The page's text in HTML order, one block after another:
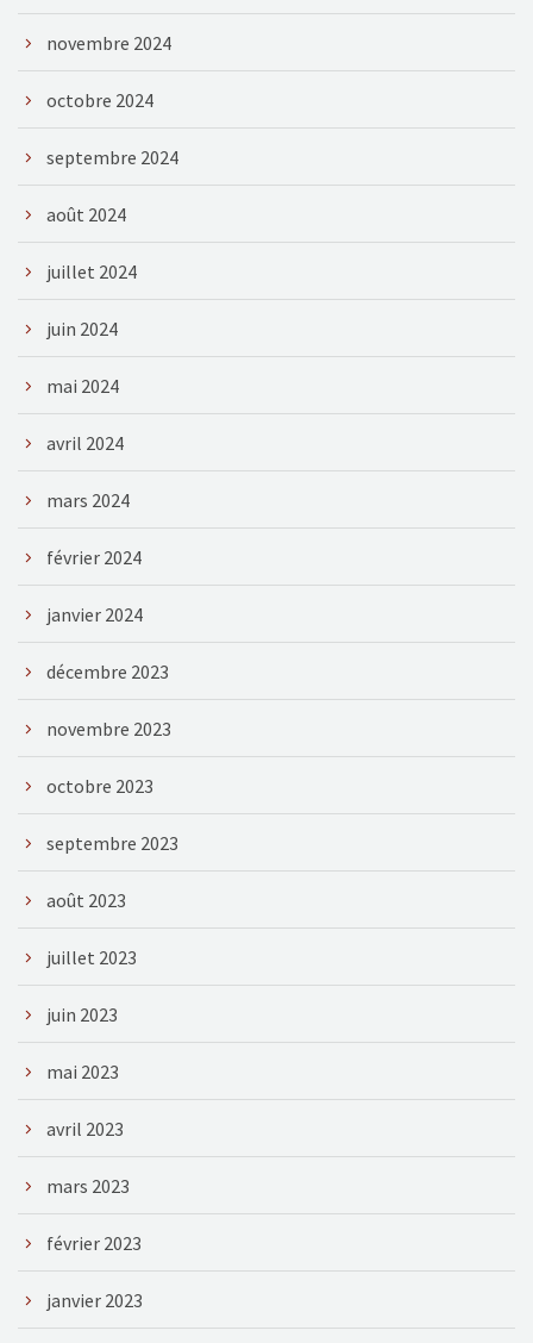
novembre 2024
octobre 2024
septembre 2024
août 2024
juillet 2024
juin 2024
mai 2024
avril 2024
mars 2024
février 2024
janvier 2024
décembre 2023
novembre 2023
octobre 2023
septembre 2023
août 2023
juillet 2023
juin 2023
mai 2023
avril 2023
mars 2023
février 2023
janvier 2023